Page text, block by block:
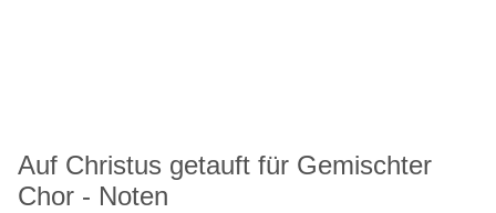
Auf Christus getauft für Gemischter
Chor - Noten